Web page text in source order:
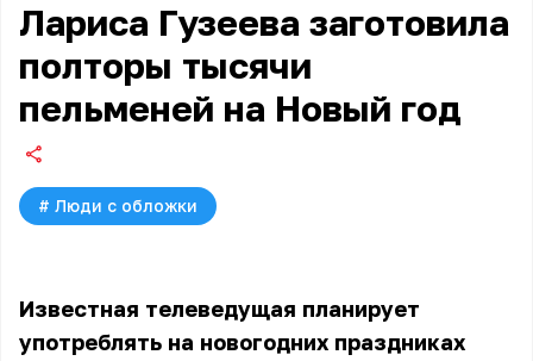
Лариса Гузеева заготовила
полторы тысячи
пельменей на Новый год
# Люди с обложки
Известная телеведущая планирует
употреблять на новогодних праздниках